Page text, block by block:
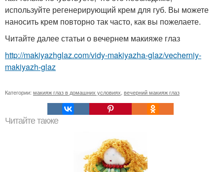
используйте регенерирующий крем для губ. Вы можете
наносить крем повторно так часто, как вы пожелаете.
Читайте далее статьи о вечернем макияже глаз
http://makiyazhglaz.com/vidy-makiyazha-glaz/vecherniy-
makiyazh-glaz
Категории: макияж глаз в домашних условиях вечерний макияж глаз
Читайте также